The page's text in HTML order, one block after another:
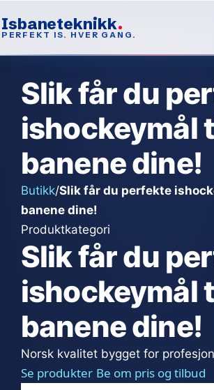
Isbaneteknikk
PERFEKT IS. HVER GANG.
Slik får du
ishockeymål
banene dine!
Butikk/Slik får du perfekte
banene dine!
Produktkategori
Slik får du
ishockeymål
banene dine!
Norsk kvalitet bygget for
Se produkter Be om pris og tilbud